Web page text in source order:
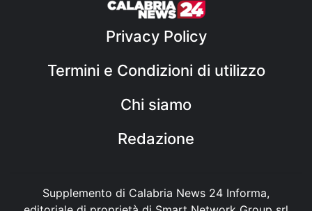
Privacy Policy
Termini e Condizioni di utilizzo
Chi siamo
Redazione
Supplemento di Calabria News 24 Informa,